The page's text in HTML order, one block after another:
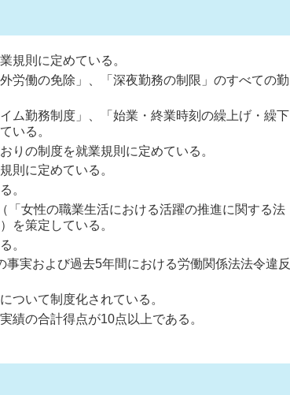
規則に定めている。
労働の免除」、「深夜勤務の制限」のすべての勤
ム勤務制度」、「始業・終業時刻の繰上げ・繰下
いる。
りの制度を就業規則に定めている。
則に定めている。
。
「女性の職業生活における活躍の推進に関する法
を策定している。
。
実および過去5年間における労働関係法法令違反
ついて制度化されている。
績の合計得点が10点以上である。